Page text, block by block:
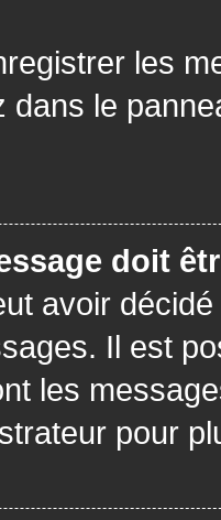
les
dans le
doit
avoir
Il est
les
pour